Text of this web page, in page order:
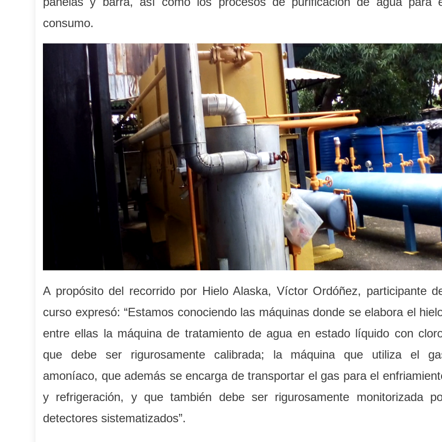
consumo.
A propósito del recorrido por Hielo Alaska, Víctor Ordóñez, participante
curso expresó: “Estamos conociendo las máquinas donde se elabora el
entre ellas la máquina de tratamiento de agua en estado líquido con
que debe ser rigurosamente calibrada; la máquina que utiliza el
amoníaco, que además se encarga de transportar el gas para el
y refrigeración, y que también debe ser rigurosamente monitorizada
detectores sistematizados”.